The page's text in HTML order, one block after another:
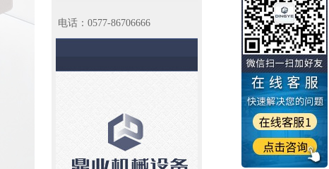
电话： 0577-86706666
浙江鼎业机械设
公司地址：浙江
销售热线：0577-